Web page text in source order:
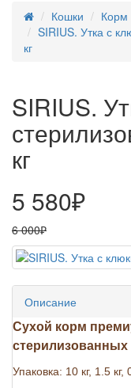
Кошки
Корм
SIRIUS. Утка с
кг
SIRIUS.
кг
5 580₽
6 000₽
Описание
Сухой корм
стерилизованных
Упаковка: 10 кг, 1.5 кг,